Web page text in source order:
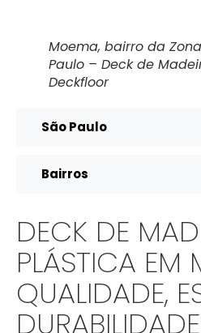
Moema, bairro da
Paulo – Deck de
Deckfloor
São Paulo
Bairros
DECK DE
PLÁSTICA EM
QUALIDADE,
DURABILIDADE